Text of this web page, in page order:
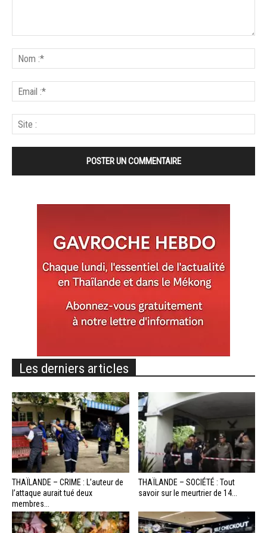
Les derniers articles
THAÏLANDE – CRIME : L’auteur de
l’attaque aurait tué deux
membres...
THAÏLANDE – SOCIÉTÉ : Tout
savoir sur le meurtrier de 14...